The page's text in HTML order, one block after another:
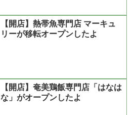
【開店】熱帯魚専門店 マーキュ
リーが移転オープンしたよ
【開店】奄美鶏飯専門店「はなは
な」がオープンしたよ